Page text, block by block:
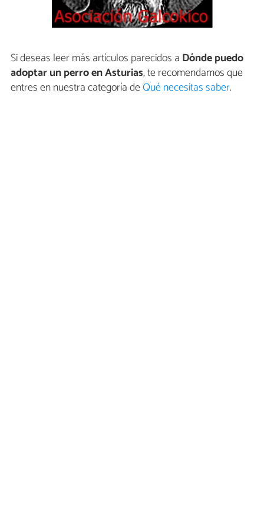
Si deseas leer más artículos parecidos a Dónde puedo
adoptar un perro en Asturias, te recomendamos que
entres en nuestra categoría deQué necesitas saber.